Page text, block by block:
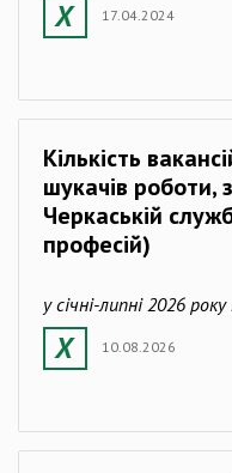
17.04.2024
Кількість
шукачів роботи,
Черкаській
професій)
у січні-липні 2026
10.08.2026